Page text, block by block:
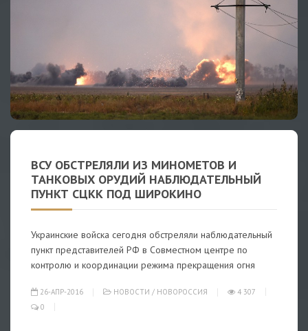
ВСУ ОБСТРЕЛЯЛИ ИЗ МИНОМЕТОВ И
ТАНКОВЫХ ОРУДИЙ НАБЛЮДАТЕЛЬНЫЙ
ПУНКТ СЦКК ПОД ШИРОКИНО
Украинские войска сегодня обстреляли наблюдательный
пункт представителей РФ в Совместном центре по
контролю и координации режима прекращения огня
26-АПР-2016 НОВОСТИ / НОВОРОССИЯ
4 307
0